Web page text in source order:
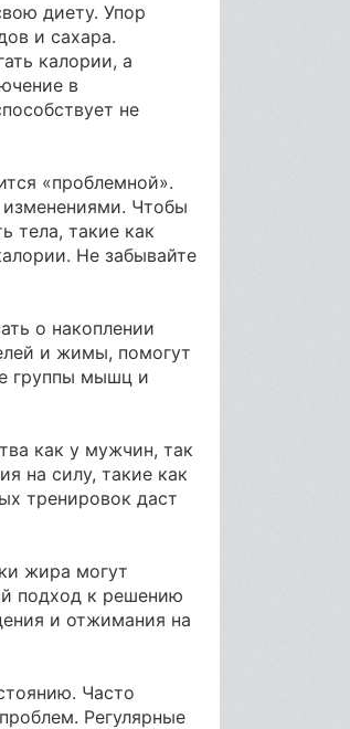
диету. Упор
и сахара.
калории, а
в
не
«проблемной».
Чтобы
тела, такие как
Не забывайте
о накоплении
и жимы, помогут
группы мышц и
как у мужчин, так
на силу, такие как
тренировок даст
жира могут
подход к решению
и отжимания на
Часто
Регулярные